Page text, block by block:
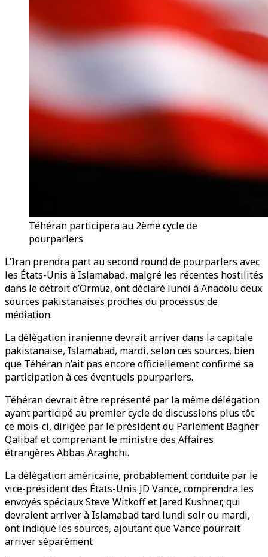
Téhéran participera au 2ème cycle de
pourparlers
L’Iran prendra part au second round de pourparlers avec
les États-Unis à Islamabad, malgré les récentes hostilités
dans le détroit d’Ormuz, ont déclaré lundi à Anadolu deux
sources pakistanaises proches du processus de
médiation.
La délégation iranienne devrait arriver dans la capitale
pakistanaise, Islamabad, mardi, selon ces sources, bien
que Téhéran n’ait pas encore officiellement confirmé sa
participation à ces éventuels pourparlers.
Téhéran devrait être représenté par la même délégation
ayant participé au premier cycle de discussions plus tôt
ce mois-ci, dirigée par le président du Parlement Bagher
Qalibaf et comprenant le ministre des Affaires
étrangères Abbas Araghchi.
La délégation américaine, probablement conduite par le
vice-président des États-Unis JD Vance, comprendra les
envoyés spéciaux Steve Witkoff et Jared Kushner, qui
devraient arriver à Islamabad tard lundi soir ou mardi,
ont indiqué les sources, ajoutant que Vance pourrait
arriver séparément